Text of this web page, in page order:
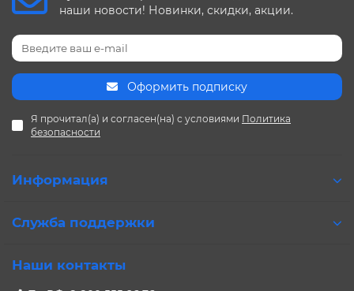
наши новости! Новинки, скидки, акции.
Оформить подписку
Я прочитал(а) и согласен(на) с условиями Политика
безопасности
Информация
Служба поддержки
Наши контакты